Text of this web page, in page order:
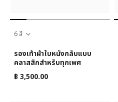
6 สี
รองเท้าผ้าใบหนังกลับแบบ
คลาสสิกสำหรับทุกเพศ
฿ 3,500.00